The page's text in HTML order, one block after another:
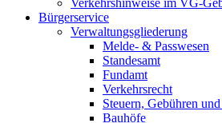
Verkehrshinweise im VG-
Bürgerservice
Verwaltungsgliederung
Melde- & Passwesen
Standesamt
Fundamt
Verkehrsrecht
Steuern, Gebühren
Bauhöfe